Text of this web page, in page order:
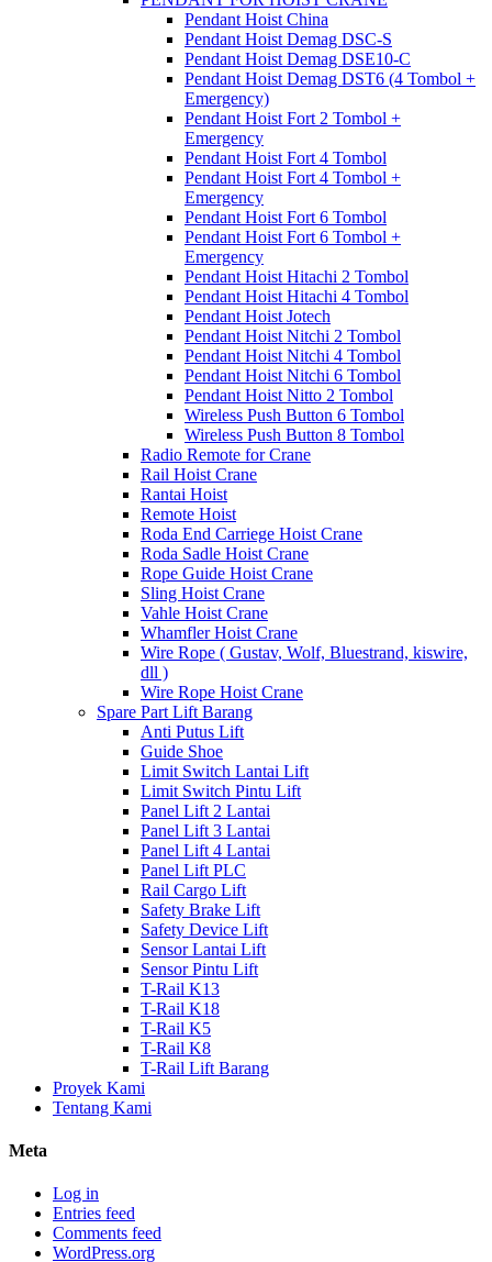
Pendant Hoist China
Pendant Hoist Demag DSC-S
Pendant Hoist Demag DSE10-C
Pendant Hoist Demag DST6 (4 Tombol +
Emergency)
Pendant Hoist Fort 2 Tombol +
Emergency
Pendant Hoist Fort 4 Tombol
Pendant Hoist Fort 4 Tombol +
Emergency
Pendant Hoist Fort 6 Tombol
Pendant Hoist Fort 6 Tombol +
Emergency
Pendant Hoist Hitachi 2 Tombol
Pendant Hoist Hitachi 4 Tombol
Pendant Hoist Jotech
Pendant Hoist Nitchi 2 Tombol
Pendant Hoist Nitchi 4 Tombol
Pendant Hoist Nitchi 6 Tombol
Pendant Hoist Nitto 2 Tombol
Wireless Push Button 6 Tombol
Wireless Push Button 8 Tombol
Radio Remote for Crane
Rail Hoist Crane
Rantai Hoist
Remote Hoist
Roda End Carriege Hoist Crane
Roda Sadle Hoist Crane
Rope Guide Hoist Crane
Sling Hoist Crane
Vahle Hoist Crane
Whamfler Hoist Crane
Wire Rope ( Gustav, Wolf, Bluestrand, kiswire,
dll )
Wire Rope Hoist Crane
Spare Part Lift Barang
Anti Putus Lift
Guide Shoe
Limit Switch Lantai Lift
Limit Switch Pintu Lift
Panel Lift 2 Lantai
Panel Lift 3 Lantai
Panel Lift 4 Lantai
Panel Lift PLC
Rail Cargo Lift
Safety Brake Lift
Safety Device Lift
Sensor Lantai Lift
Sensor Pintu Lift
T-Rail K13
T-Rail K18
T-Rail K5
T-Rail K8
T-Rail Lift Barang
Proyek Kami
Tentang Kami
Meta
Log in
Entries feed
Comments feed
WordPress.org